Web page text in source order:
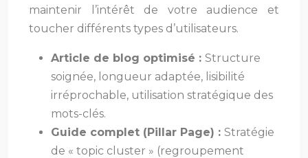
maintenir l’intérêt de votre audience et
toucher différents types d’utilisateurs.
Article de blog optimisé : Structure
soignée, longueur adaptée, lisibilité
irréprochable, utilisation stratégique des
mots-clés.
Guide complet (Pillar Page) : Stratégie
de « topic cluster » (regroupement